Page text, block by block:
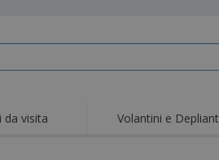
da visita Volantini e Depliant